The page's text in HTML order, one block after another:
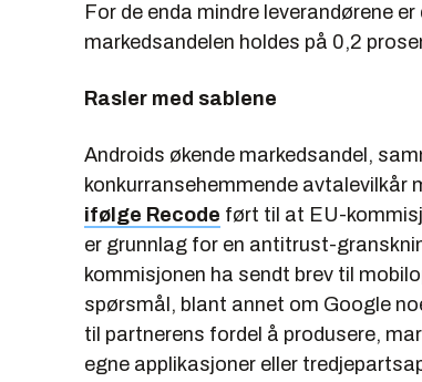
For de enda mindre leverandørene
markedsandelen holdes på 0,2
Rasler med sablene
Androids økende markedsandel,
konkurransehemmende avtalevilkår
ifølge Recode ført til at EU-
er grunnlag for en antitrust-
kommisjonen ha sendt brev til
spørsmål, blant annet om Google
til partnerens fordel å produsere,
egne applikasjoner eller